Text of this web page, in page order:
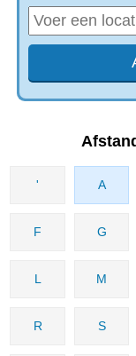
' A
F G
L M
R S